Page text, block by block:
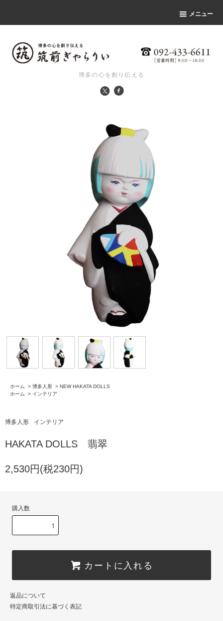
メニュー
博多の心を創り伝える
ホーム > 博多人形 > NEW HAKATA DOLLS
ホーム
> インテリア
博多人形 インテリア
HAKATA DOLLS 翡翠
2,530円(税230円)
購入数
カートに入れる
返品について
特定商取引法に基づく表記